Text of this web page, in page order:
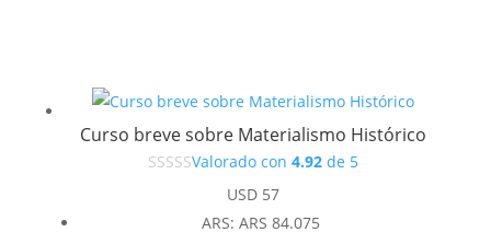
Curso breve sobre Materialismo Histórico
Valorado con 4.92de 5
USD57
ARS: ARS 84.075